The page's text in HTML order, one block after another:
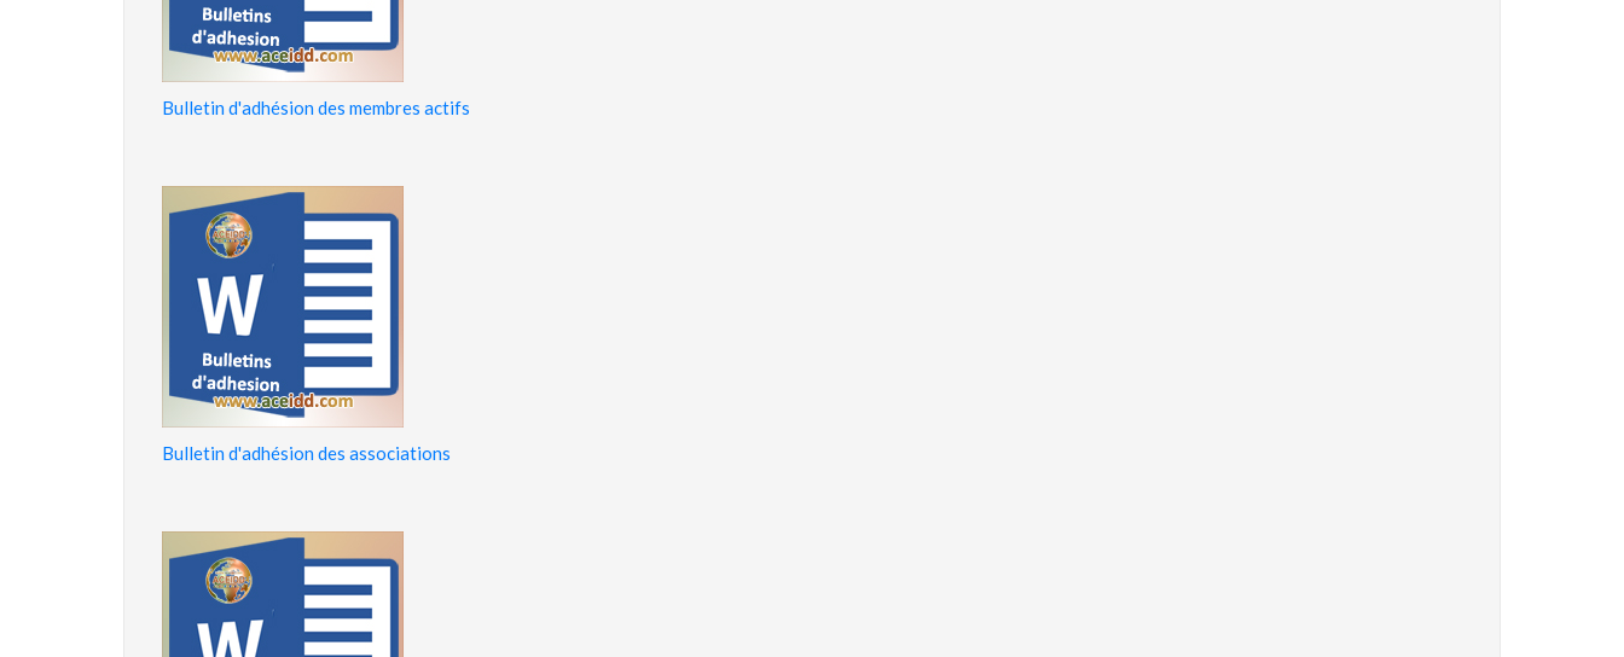
Bulletin d'adhésion des membres actifs
Bulletin d'adhésion des associations